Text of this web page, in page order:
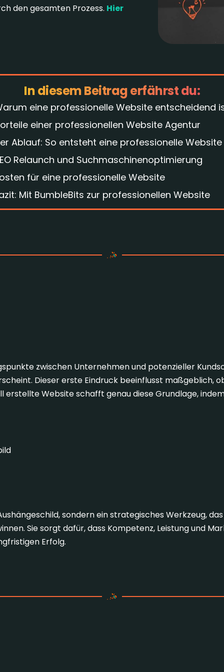
den gesamten Prozess. Hier
In diesem Beitrag erfährst du:
eine professionelle Website entscheidend
einer professionellen Website Agentur
Ablauf: So entsteht eine professionelle Website
Relaunch und Suchmaschinenoptimierung
für eine professionelle Website
Mit BumbleBits zur professionellen Website
zwischen Unternehmen und potenzieller
Dieser erste Eindruck beeinflusst maßgeblich,
erstellte Website schafft genau diese Grundlage,
sondern ein strategisches Werkzeug,
Sie sorgt dafür, dass Kompetenz, Leistung und
Erfolg.